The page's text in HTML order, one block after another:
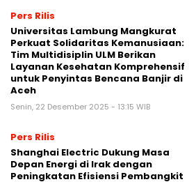
Pers Rilis
Universitas Lambung Mangkurat
Perkuat Solidaritas Kemanusiaan:
Tim Multidisiplin ULM Berikan
Layanan Kesehatan Komprehensif
untuk Penyintas Bencana Banjir di
Aceh
Senin, 22 Desember 2025 - 13:15 WIB
Pers Rilis
Shanghai Electric Dukung Masa
Depan Energi di Irak dengan
Peningkatan Efisiensi Pembangkit